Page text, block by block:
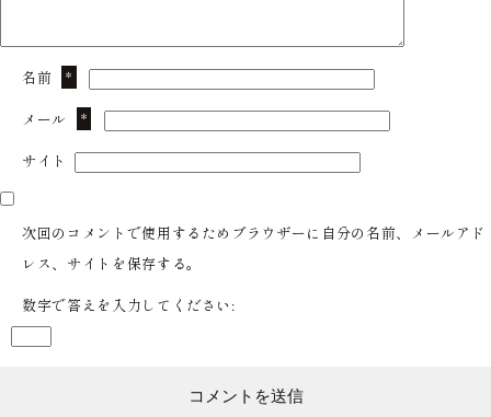
名前 *
メール *
サイト
次回のコメントで使用するためブラウザーに自分の名前、メールアド
レス、サイトを保存する。
数字で答えを入力してください: